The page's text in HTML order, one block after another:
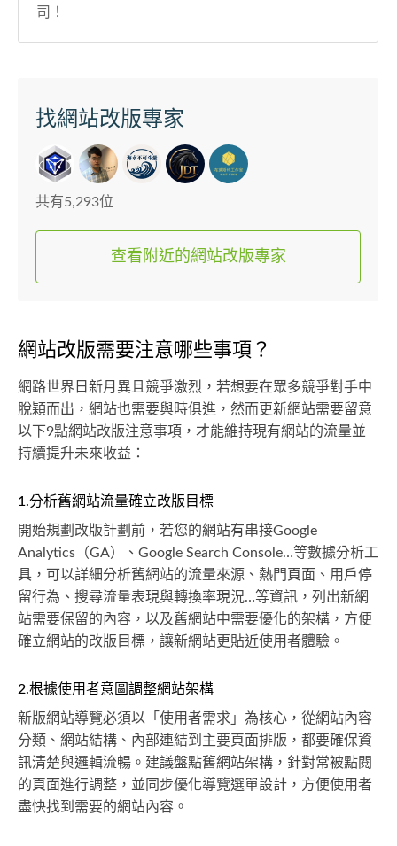
司！
找網站改版專家
共有5,293位
查看附近的網站改版專家
網站改版需要注意哪些事項？
網路世界日新月異且競爭激烈，若想要在眾多競爭對手中
脫穎而出，網站也需要與時俱進，然而更新網站需要留意
以下9點網站改版注意事項，才能維持現有網站的流量並
持續提升未來收益：
1.分析舊網站流量確立改版目標
開始規劃改版計劃前，若您的網站有串接Google
Analytics（GA）、Google Search Console…等數據分析工
具，可以詳細分析舊網站的流量來源、熱門頁面、用戶停
留行為、搜尋流量表現與轉換率現況…等資訊，列出新網
站需要保留的內容，以及舊網站中需要優化的架構，方便
確立網站的改版目標，讓新網站更貼近使用者體驗。
2.根據使用者意圖調整網站架構
新版網站導覽必須以「使用者需求」為核心，從網站內容
分類、網站結構、內部連結到主要頁面排版，都要確保資
訊清楚與邏輯流暢。建議盤點舊網站架構，針對常被點閱
的頁面進行調整，並同步優化導覽選單設計，方便使用者
盡快找到需要的網站內容。